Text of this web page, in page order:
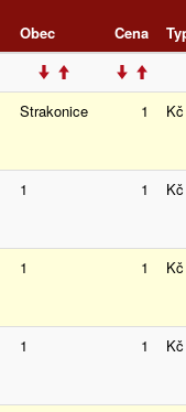
Obec Cena
Strakonice 1
1 1
1 1
1 1